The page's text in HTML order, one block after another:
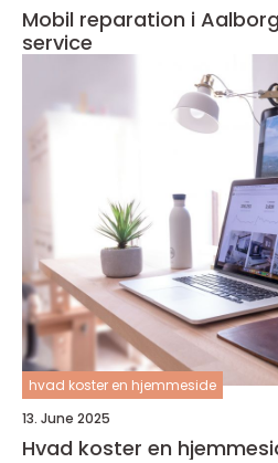
Mobil reparation i
service
hvad koster en hjemmeside
13. June 2025
Hvad koster en